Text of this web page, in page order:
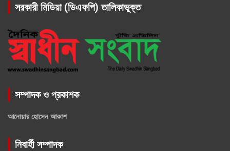
সরকারী মিডিয়া (ডিএফপি) তালিকাভুক্ত
সম্পাদক ও প্রকাশক
আনোয়ার হোসেন আকাশ
নিবার্হী সম্পাদক